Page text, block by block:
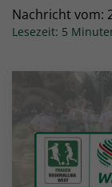
Nachricht vom:
Lesezeit: 5